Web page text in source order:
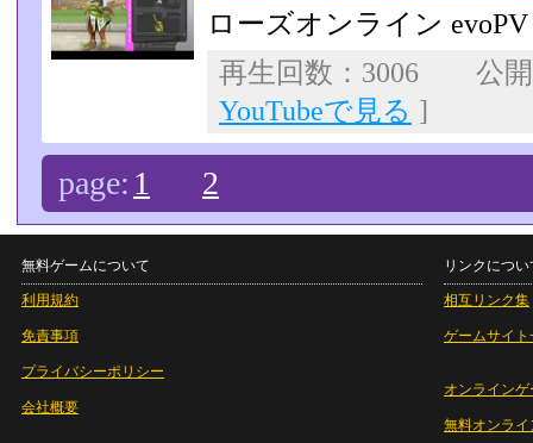
ローズオンライン evoPV
再生回数：3006 公
YouTubeで見る ]
page: 1 2
無料ゲームについて
利用規約
免責事項
プライバシーポリシー
会社概要
リンクについ
相互リンク集
ゲームサイト
オンラインゲ
無料オンライ